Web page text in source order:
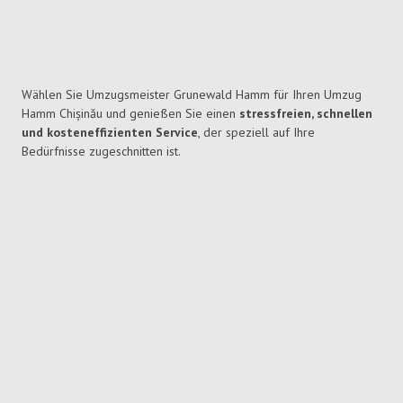
Wählen Sie Umzugsmeister Grunewald Hamm für Ihren Umzug
Hamm Chișinău und genießen Sie einen stressfreien, schnellen
und kosteneffizienten Service, der speziell auf Ihre
Bedürfnisse zugeschnitten ist.